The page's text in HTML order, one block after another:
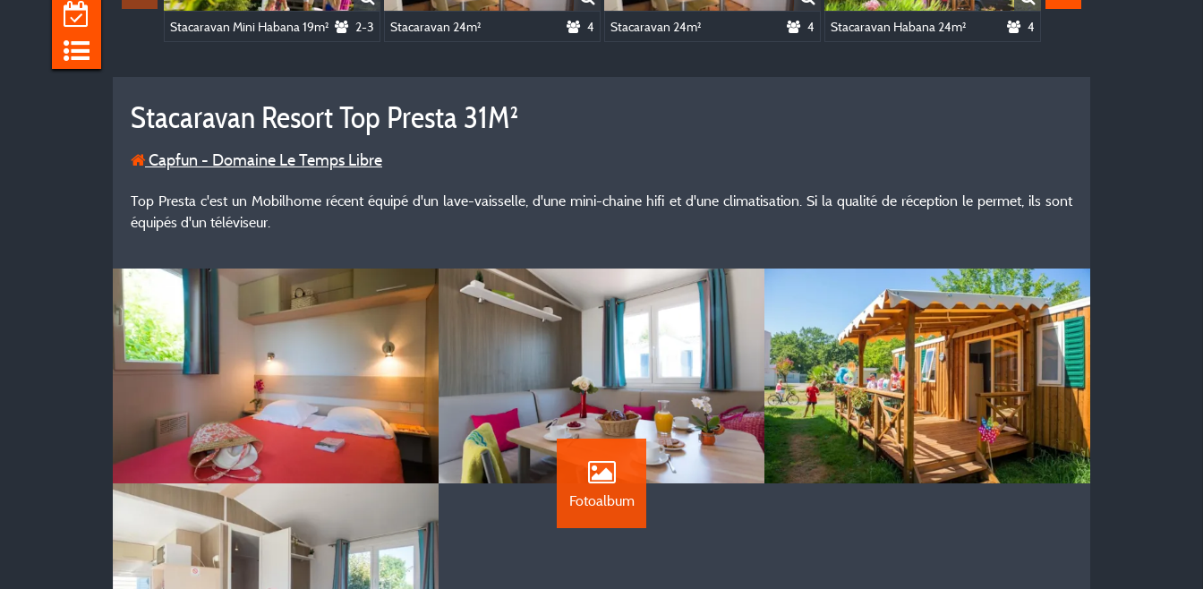
Stacaravan Mini Habana 19m² 2-3 Stacaravan 24m² 4 Stacaravan 24m² 4 Stacaravan Habana 24m² 4
Stacaravan Resort Top Presta 31M²
Capfun - Domaine Le Temps Libre
Top Presta c'est un Mobilhome récent équipé d'un lave-vaisselle, d'une mini-chaine hifi et d'une climatisation. Si la qualité de réception le permet, ils sont
équipés d'un téléviseur.
Fotoalbum